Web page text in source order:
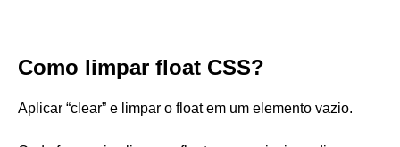
Como limpar float CSS?
Aplicar “clear” e limpar o float em um elemento vazio.